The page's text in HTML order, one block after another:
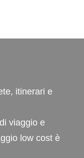
itinerari e
viaggio e
low cost è